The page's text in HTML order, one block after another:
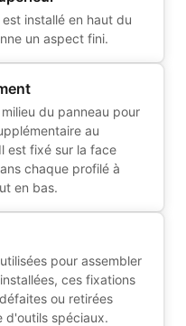
installé en haut du
un aspect fini.
du panneau pour
au
est fixé sur la face
chaque profilé à
en bas.
pour assembler
ces fixations
ou retirées
d'outils spéciaux.